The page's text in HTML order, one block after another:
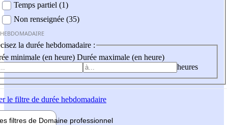
Temps partiel (1)
Non renseignée (35)
la durée hebdomadaire :
minimale (en heure) Durée maximale (en heure)
heures
le filtre de durée hebdomadaire
filtres de Domaine professionnel